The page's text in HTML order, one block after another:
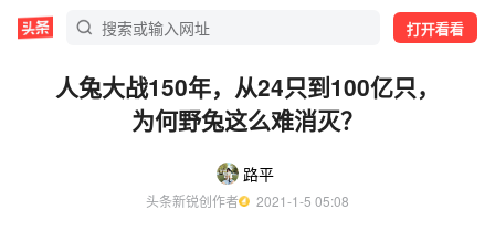
打开看看
人兔大战150年，从24只到100亿只，
为何野兔这么难消灭？
路平
头条新锐创作者
  2021-1-5 05:08